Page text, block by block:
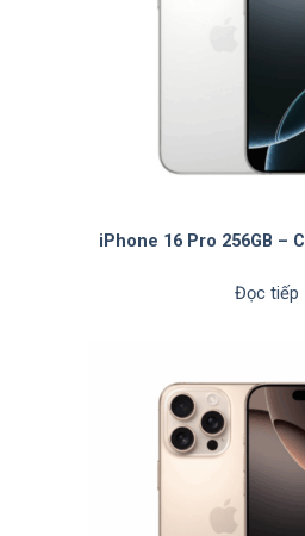
iPhone 16 Pro 256GB –
Đọc tiếp